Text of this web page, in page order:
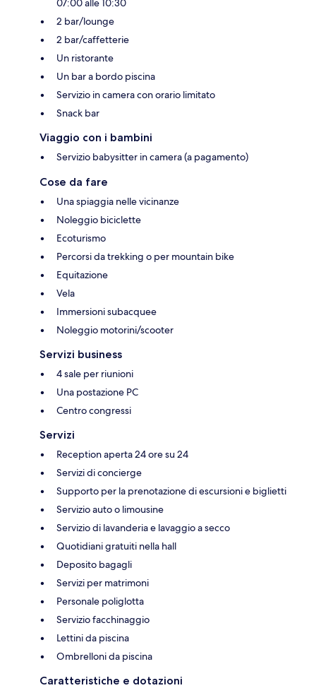
07:00 alle 10:30
2 bar/lounge
2 bar/caffetterie
Un ristorante
Un bar a bordo piscina
Servizio in camera con orario limitato
Snack bar
Viaggio con i bambini
Servizio babysitter in camera (a pagamento)
Cose da fare
Una spiaggia nelle vicinanze
Noleggio biciclette
Ecoturismo
Percorsi da trekking o per mountain bike
Equitazione
Vela
Immersioni subacquee
Noleggio motorini/scooter
Servizi business
4 sale per riunioni
Una postazione PC
Centro congressi
Servizi
Reception aperta 24 ore su 24
Servizi di concierge
Supporto per la prenotazione di escursioni e biglietti
Servizio auto o limousine
Servizio di lavanderia e lavaggio a secco
Quotidiani gratuiti nella hall
Deposito bagagli
Servizi per matrimoni
Personale poliglotta
Servizio facchinaggio
Lettini da piscina
Ombrelloni da piscina
Caratteristiche e dotazioni